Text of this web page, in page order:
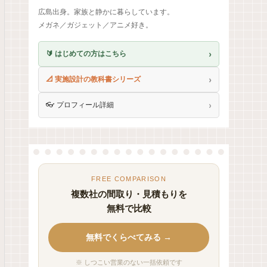
広島出身。家族と静かに暮らしています。
メガネ／ガジェット／アニメ好き。
🔰 はじめての方はこちら ›
📐 実施設計の教科書シリーズ ›
👓 プロフィール詳細 ›
FREE COMPARISON
複数社の間取り・見積もりを
無料で比較
無料でくらべてみる →
※ しつこい営業のない一括依頼です